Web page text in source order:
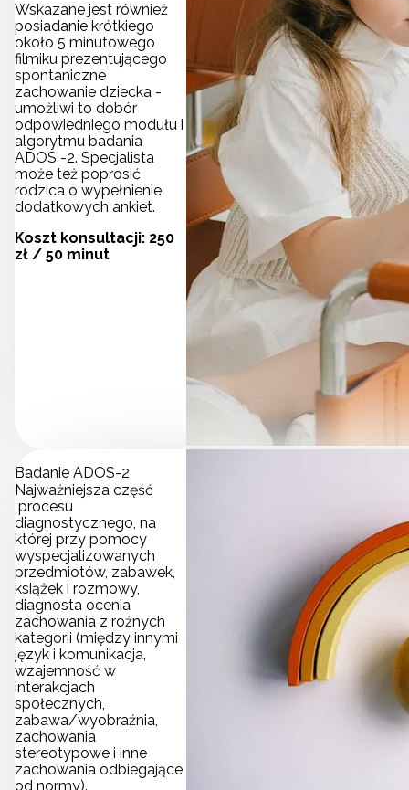
Wskazane jest również
posiadanie krótkiego
około 5 minutowego
filmiku prezentującego
spontaniczne
zachowanie dziecka -
umożliwi to dobór
odpowiedniego modułu i
algorytmu badania
ADOS -2. Specjalista
może też poprosić
rodzica o wypełnienie
dodatkowych ankiet.
Koszt konsultacji: 250
zł / 50 minut
Badanie ADOS-2
Najważniejsza część
procesu
diagnostycznego, na
której przy pomocy
wyspecjalizowanych
przedmiotów, zabawek,
książek i rozmowy,
diagnosta ocenia
zachowania z rożnych
kategorii (między innymi
język i komunikacja,
wzajemność w
interakcjach
społecznych,
zabawa/wyobraźnia,
zachowania
stereotypowe i inne
zachowania odbiegające
od normy).